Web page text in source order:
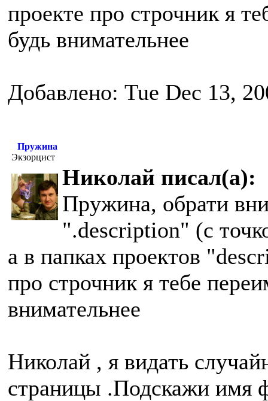
проекте про строчник я
будь внимательнее
Добавлено: Tue Dec 13,
Пружина
Экзорцист
Николай писал(а):
Пружина, обрати
".description" (с
а в папках проектов
про строчник я тебе
внимательнее
Николай , я видать
страницы .Подскажи имя